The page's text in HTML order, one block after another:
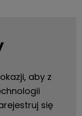
aby z
się